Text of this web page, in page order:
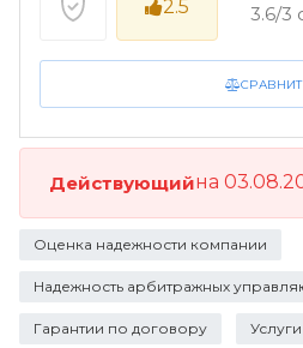
2.5 3.6/3
Действующийна
Оценка надежности компании
Надежность арбитражных
Гарантии по договору